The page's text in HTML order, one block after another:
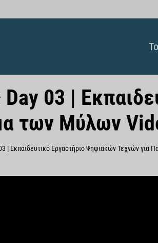
03 |
των Μύλων
| Εκπαιδευτικό Εργαστήριο Ψηφιακών Τεχνών για